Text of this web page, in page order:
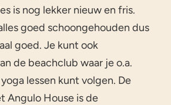
is nog lekker nieuw en fris.
goed schoongehouden dus
goed. Je kunt ook
de beachclub waar je o.a.
lessen kunt volgen. De
Angulo House is de